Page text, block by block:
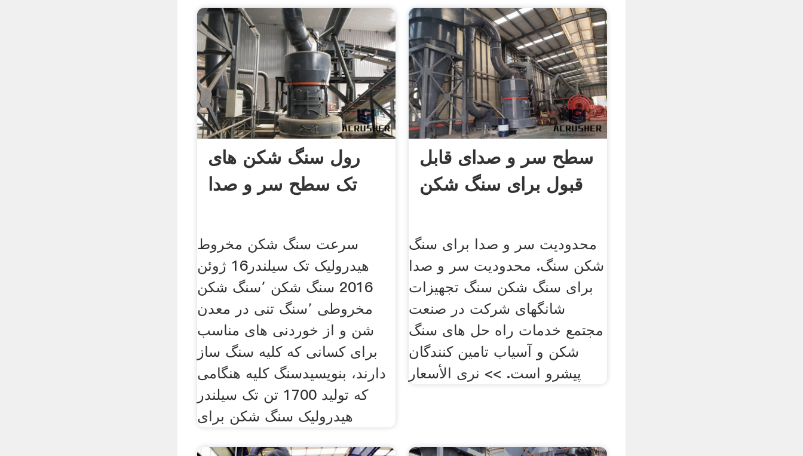
رول سنگ شکن های
تک سطح سر و صدا
سرعت سنگ شکن مخروط
هیدرولیک تک سیلندر16 ژوئن
2016 سنگ شکن ٬سنگ شکن
مخروطی ٬سنگ تنی در معدن
شن و از خوردنی های مناسب
برای کسانی که کلیه سنگ ساز
دارند، بنویسیدسنگ کلیه هنگامی
که تولید 1700 تن تک سیلندر
هیدرولیک سنگ شکن برای
سطح سر و صدای قابل
قبول برای سنگ شکن
محدودیت سر و صدا برای سنگ
شکن سنگ. محدودیت سر و صدا
برای سنگ شکن سنگ تجهیزات
شانگهای شرکت در صنعت
مجتمع خدمات راه حل های سنگ
شکن و آسیاب تامین کنندگان
پیشرو است. >> نرى الأسعار